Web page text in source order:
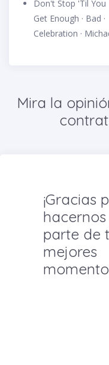
Don't Stop 'Til You
Get Enough · Bad ·
Celebration ·
Mira la
¡Gracias
hacernos
parte de
mejores